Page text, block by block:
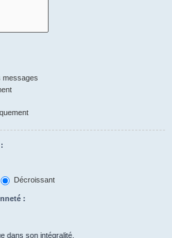
messages
Décroissant
:
dans son intégralité.